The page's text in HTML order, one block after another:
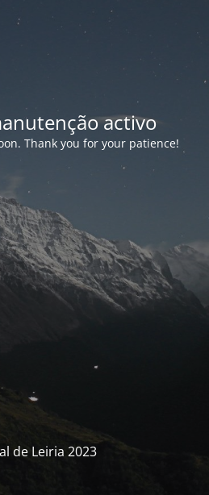
activo
Thank you for your patience!
de Leiria 2023